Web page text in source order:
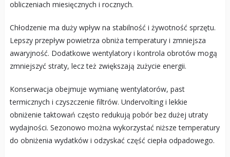
obliczeniach miesięcznych i rocznych.
Chłodzenie ma duży wpływ na stabilność i żywotność sprzętu.
Lepszy przepływ powietrza obniża temperatury i zmniejsza
awaryjność. Dodatkowe wentylatory i kontrola obrotów mogą
zmniejszyć straty, lecz też zwiększają zużycie energii.
Konserwacja obejmuje wymianę wentylatorów, past
termicznych i czyszczenie filtrów. Undervolting i lekkie
obniżenie taktowań często redukują pobór bez dużej utraty
wydajności. Sezonowo można wykorzystać niższe temperatury
do obniżenia wydatków i odzyskać część ciepła odpadowego.